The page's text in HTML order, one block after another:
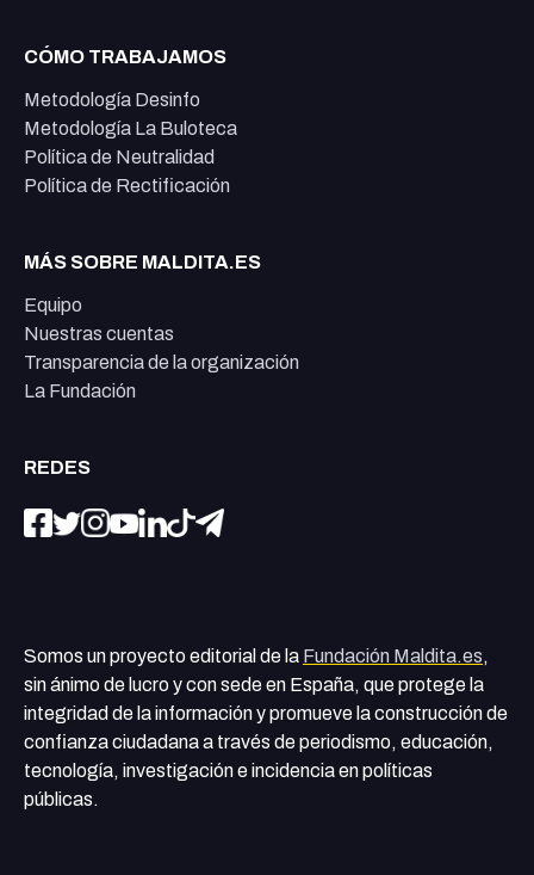
CÓMO TRABAJAMOS
Metodología Desinfo
Metodología La Buloteca
Política de Neutralidad
Política de Rectificación
MÁS SOBRE MALDITA.ES
Equipo
Nuestras cuentas
Transparencia de la organización
La Fundación
REDES
Somos un proyecto editorial de la Fundación Maldita.es,
sin ánimo de lucro y con sede en España, que protege la
integridad de la información y promueve la construcción de
confianza ciudadana a través de periodismo, educación,
tecnología, investigación e incidencia en políticas
públicas.